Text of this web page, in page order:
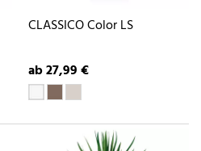
CLASSICO Color LS
ab 27,99 €